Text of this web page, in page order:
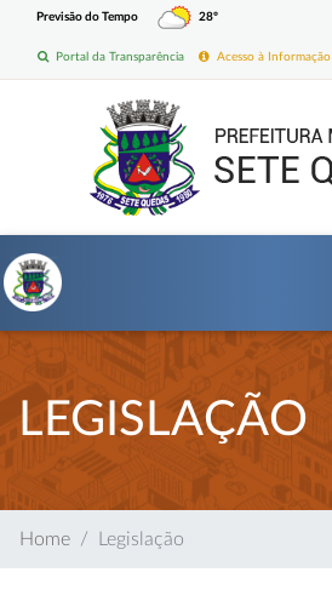
Previsão do Tempo 28º
Acesso à Informação
Portal da Transparência
LEGISLAÇÃO
Home Legislação